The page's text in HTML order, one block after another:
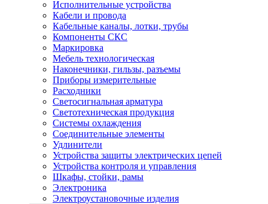
Исполнительные устройства
Кабели и провода
Кабельные каналы, лотки, трубы
Компоненты СКС
Маркировка
Мебель технологическая
Наконечники, гильзы, разъемы
Приборы измерительные
Расходники
Светосигнальная арматура
Светотехническая продукция
Системы охлаждения
Соединительные элементы
Удлинители
Устройства защиты электрических цепей
Устройства контроля и управления
Шкафы, стойки, рамы
Электроника
Электроустановочные изделия